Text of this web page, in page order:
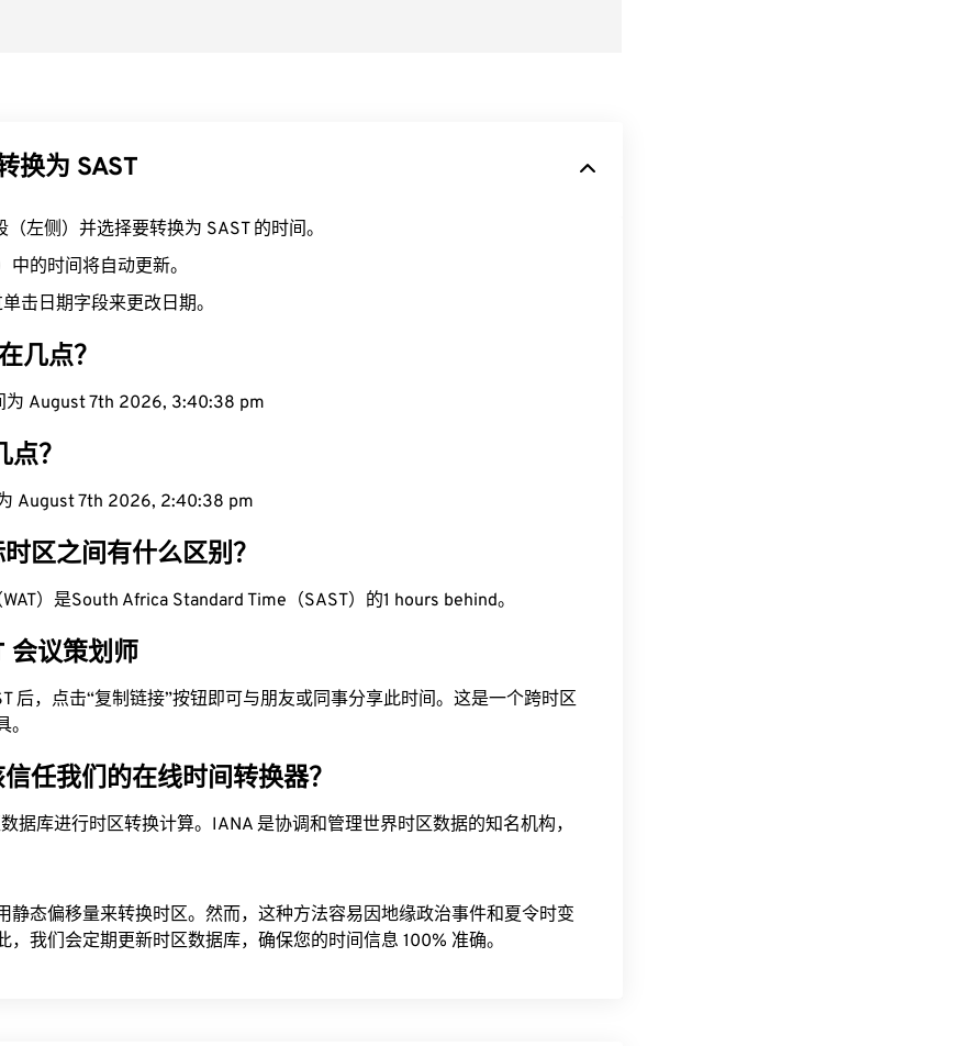
换为 SAST
（左侧）并选择要转换为 SAST 的时间。
中的时间将自动更新。
击日期字段来更改日期。
几点？
为 August 7th 2026, 3:40:39 pm
？
August 7th 2026, 2:40:39 pm
区之间有什么区别？
）是South Africa Standard Time（SAST）的1 hours behind。
会议策划师
后，点击“复制链接”按钮即可与朋友或同事分享此时间。这是一个跨时区
任我们的在线时间转换器？
据库进行时区转换计算。IANA 是协调和管理世界时区数据的知名机构，
静态偏移量来转换时区。然而，这种方法容易因地缘政治事件和夏令时变
，我们会定期更新时区数据库，确保您的时间信息 100% 准确。